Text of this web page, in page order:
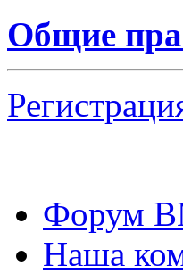
Общие
Форум
Наша